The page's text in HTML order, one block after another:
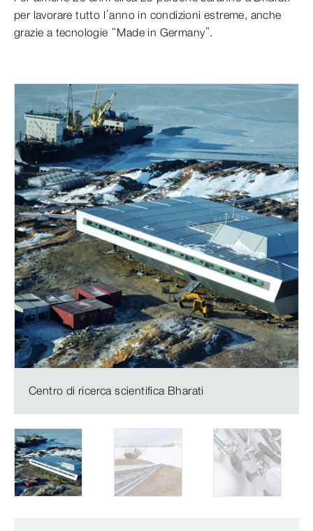
per lavorare tutto l’anno in condizioni estreme, anche
grazie a tecnologie “Made in Germany”.
Centro di ricerca scientifica Bharati